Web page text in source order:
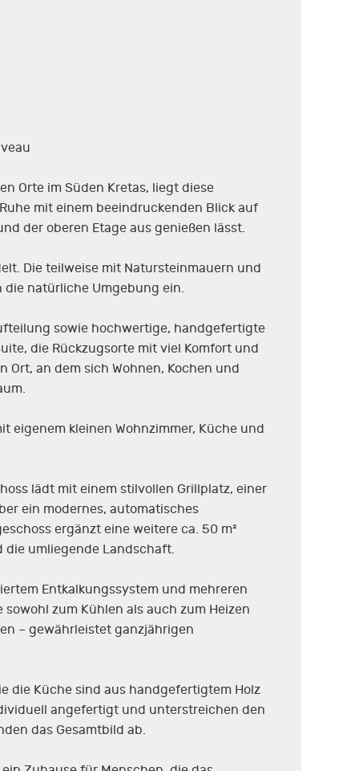
Orte im Süden Kretas, liegt diese
mit einem beeindruckenden Blick auf
der oberen Etage aus genießen lässt.
Die teilweise mit Natursteinmauern und
natürliche Umgebung ein.
sowie hochwertige, handgefertigte
die Rückzugsorte mit viel Komfort und
an dem sich Wohnen, Kochen und
eigenem kleinen Wohnzimmer, Küche und
lädt mit einem stilvollen Grillplatz, einer
ein modernes, automatisches
ergänzt eine weitere ca. 50 m²
die umliegende Landschaft.
Entkalkungssystem und mehreren
zum Kühlen als auch zum Heizen
– gewährleistet ganzjährigen
die Küche sind aus handgefertigtem Holz
angefertigt und unterstreichen den
das Gesamtbild ab.